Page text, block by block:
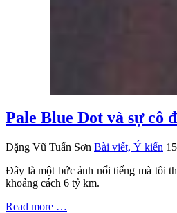
Pale Blue Dot và sự cô
Đặng Vũ Tuấn Sơn Bài viết, Ý kiến
Đây là một bức ảnh nổi tiếng mà tôi
khoảng cách 6 tỷ km.
Read more …